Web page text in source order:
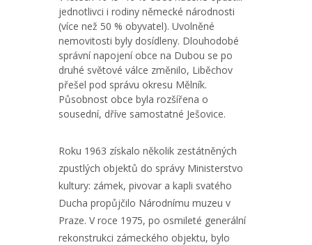
jednotlivci i rodiny německé národnosti
(více než 50 % obyvatel). Uvolněné
nemovitosti byly dosídleny. Dlouhodobé
správní napojení obce na Dubou se po
druhé světové válce změnilo, Liběchov
přešel pod správu okresu Mělník.
Působnost obce byla rozšířena o
sousední, dříve samostatné Ješovice.
Roku 1963 získalo několik zestátněných
zpustlých objektů do správy Ministerstvo
kultury: zámek, pivovar a kapli svatého
Ducha propůjčilo Národnímu muzeu v
Praze. V roce 1975, po osmileté generální
rekonstrukci zámeckého objektu, bylo